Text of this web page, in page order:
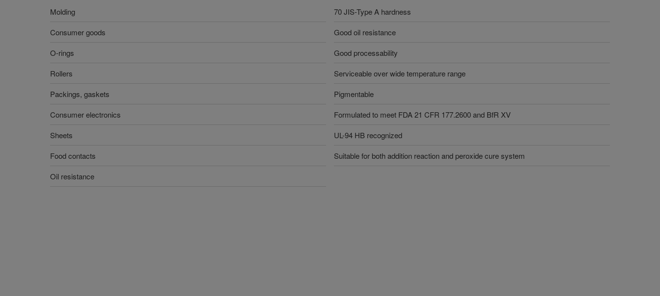
Molding
Consumer goods
O-rings
Rollers
Packings, gaskets
Consumer electronics
Sheets
Food contacts
Oil resistance
70 JIS-Type A hardness
Good oil resistance
Good processability
Serviceable over wide temperature range
Pigmentable
Formulated to meet FDA 21 CFR 177.2600 and BfR XV
UL-94 HB recognized
Suitable for both addition reaction and peroxide cure system